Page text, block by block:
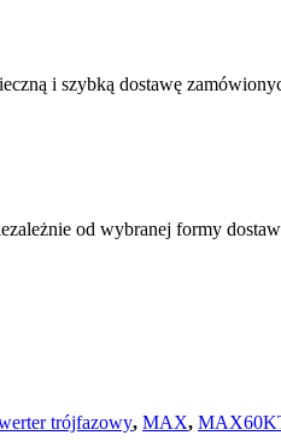
i szybką dostawę
od wybranej formy
trójfazowy, MAX,